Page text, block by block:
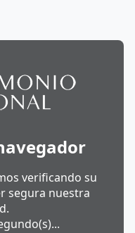
verificando su
segura nuestra